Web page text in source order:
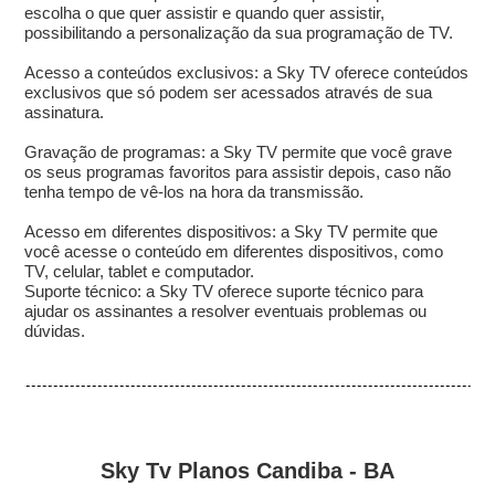
escolha o que quer assistir e quando quer assistir,
possibilitando a personalização da sua programação de TV.
Acesso a conteúdos exclusivos: a Sky TV oferece conteúdos
exclusivos que só podem ser acessados através de sua
assinatura.
Gravação de programas: a Sky TV permite que você grave
os seus programas favoritos para assistir depois, caso não
tenha tempo de vê-los na hora da transmissão.
Acesso em diferentes dispositivos: a Sky TV permite que
você acesse o conteúdo em diferentes dispositivos, como
TV, celular, tablet e computador.
Suporte técnico: a Sky TV oferece suporte técnico para
ajudar os assinantes a resolver eventuais problemas ou
dúvidas.
Sky Tv Planos Candiba - BA